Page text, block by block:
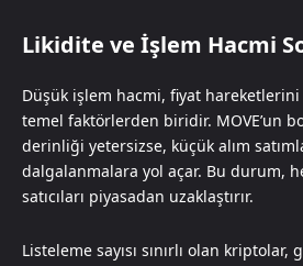
Likidite ve İşlem Hacmi
Düşük işlem hacmi, fiyat
temel faktörlerden biridir. MOVE’un
derinliği yetersizse, küçük alım
dalgalanmalara yol açar. Bu durum,
satıcıları piyasadan uzaklaştırır.
Listeleme sayısı sınırlı olan